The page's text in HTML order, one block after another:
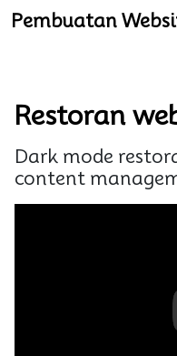
Pembuatan
Restoran
Dark mode
content